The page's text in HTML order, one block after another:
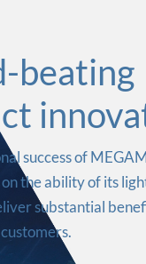
beating
success of
the ability of its
substantial